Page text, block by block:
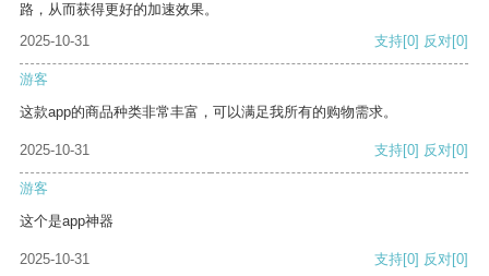
路，从而获得更好的加速效果。
2025-10-31
支持[0] 反对[0]
游客
这款app的商品种类非常丰富，可以满足我所有的购物需求。
2025-10-31 支持[0] 反对[0]
游客
这个是app神器
2025-10-31 支持[0] 反对[0]